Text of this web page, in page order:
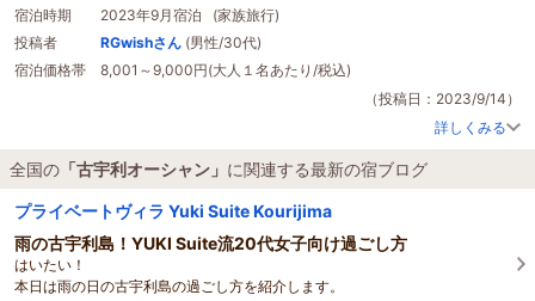
プール
意外とビーチと同じくらい楽しんでいた！水深1mくらいで小学生以下にはち
ょうど良い！
充実した入浴施設(かつ全て無料)。
大浴場、プール共にゴミが浮いていた
チェックインの際、出迎えや荷物の誘導等がない。
部屋が水回り？エアコン？の少しカビ臭さがありました。
もう少し頑張って欲しい点はもしかしたらコロナ禍後の一時的な人不足なのか
もしれません。
ただ、上記を踏まえても、とても良いホテルでした。
空港と観光エリア(美ら海、古宇利オーシャンタワー、パイナップルパークな
宿泊時期
2023年9月宿泊 (家族旅行)
投稿者
RGwishさん (男性/30代)
宿泊価格帯
8,001～9,000円(大人１名あたり/税込)
（投稿日：2023/9/14）
詳しくみる
全国の 「古宇利オーシャン」 に関連する最新の宿ブログ
プライベートヴィラ Yuki Suite Kourijima
雨の古宇利島！YUKI Suite流20代女子向け過ごし方
はいたい！
本日は雨の日の古宇利島の過ごし方を紹介します。